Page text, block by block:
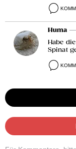
Huma —
Habe
Spinat